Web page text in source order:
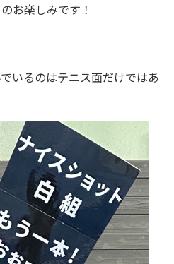
お楽しみです！
いるのはテニス面だけではあ